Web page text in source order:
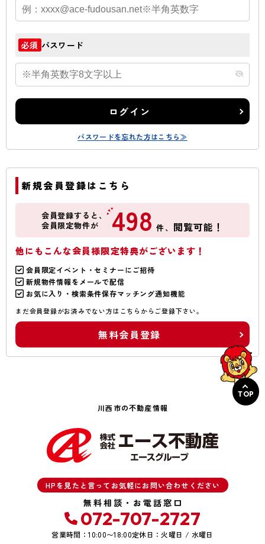
必須 パスワード
ログイン
パスワードを忘れた方はこちら≫
新規会員登録はこちら
会員登録すると、
会員限定物件が
498 件、 閲覧可能！
他にもこんな会員様限定特典がございます！
会員限定イベント・セミナーにご招待
新規物件情報をメールで配信
お気に入り・検索条件保存マッチング通知機能
まだ会員登録がお済みでない方はこちらからご登録下さい。
無料会員登録
TOP
川西市の不動産情報
HPを見たと言ってお気軽にお問い合わせください
無料相談・お電話窓口
072-707-2727
営業時間：10:00〜18:00定休日：火曜日 / 水曜日